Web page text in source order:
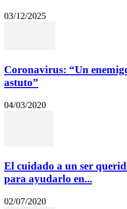
03/12/2025
Coronavirus: “Un
astuto”
04/03/2020
El cuidado a un ser
para ayudarlo en...
02/07/2020